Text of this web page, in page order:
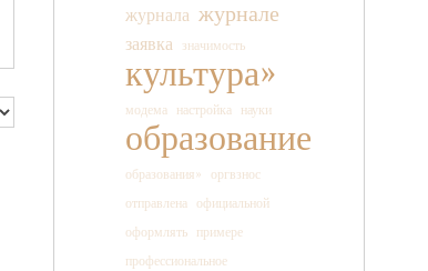
журнала журнале
заявка значимость
культура»
модема настройка науки
образование
образования»
оргвзнос
отправлена
официальной
оформлять
примере
профессиональное